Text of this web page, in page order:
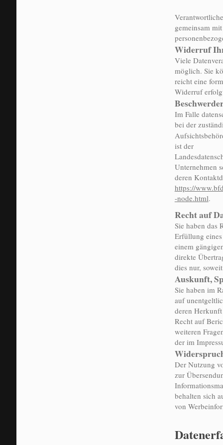
gemeinsam
Widerruf
Viele
möglich. Sie
reicht eine
Widerruf
Im Falle
bei der
ist der
Unternehmen
deren
https://
-node.html.
Recht auf
Sie haben das
Erfüllung
einem
direkte
dies nur,
Auskunft,
Sie haben im
auf
deren
Recht auf
weiteren
der im
Der Nutzung
zur
behalten sich
von